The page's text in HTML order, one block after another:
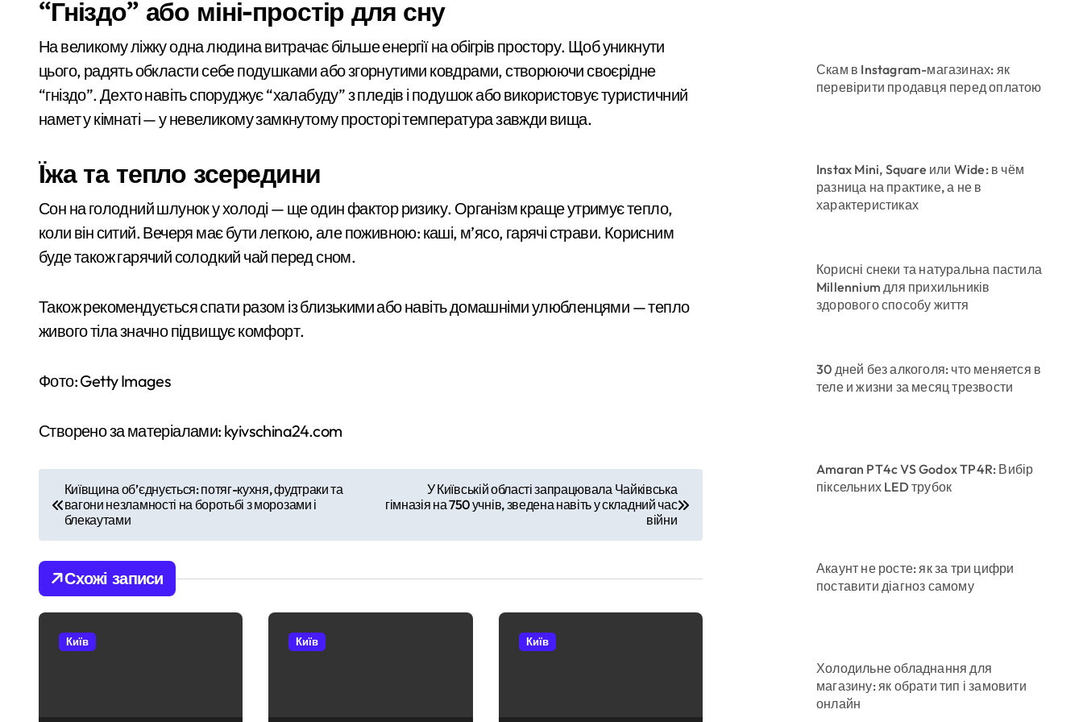
Instax Mini, Square или Wide: в чём разница на практике, а не в характеристиках
Корисні снеки та натуральна пастила Millennium для прихильників здорового способу життя
30 дней без алкоголя: что меняется в теле и жизни за месяц трезвости
У Київській області виявлено рідкісну червонокнижну рисю, що забралася на дерево поблизу дачного кооперативу
“Гніздо” або міні-простір для сну
На великому ліжку одна людина витрачає більше енергії на обігрів простору. Щоб уникнути
цього, радять обкласти себе подушками або згорнутими ковдрами, створюючи своєрідне
“гніздо”. Дехто навіть споруджує “халабуду” з пледів і подушок або використовує туристичний
намет у кімнаті — у невеликому замкнутому просторі температура завжди вища.
Їжа та тепло зсередини
Сон на голодний шлунок у холоді — ще один фактор ризику. Організм краще утримує тепло,
коли він ситий. Вечеря має бути легкою, але поживною: каші, м’ясо, гарячі страви. Корисним
буде також гарячий солодкий чай перед сном.
Також рекомендується спати разом із близькими або навіть домашніми улюбленцями — тепло
живого тіла значно підвищує комфорт.
Фото: Getty Images
Створено за матеріалами: kyivschina24.com
в
і
г
Київщина об’єднується: потяг-кухня, фудтраки та
вагони незламності на боротьбі з морозами і
блекаутами
У Київській області запрацювала Чайківська
гімназія на 750 учнів, зведена навіть у складний час
війни
Схожі записи
Київ Київ Київ
Скам в Instagram-магазинах: як
перевірити продавця перед оплатою
Instax Mini, Square или Wide: в чём
разница на практике, а не в
характеристиках
Корисні снеки та натуральна пастила
Millennium для прихильників
здорового способу життя
30 дней без алкоголя: что меняется в
теле и жизни за месяц трезвости
Amaran PT4c VS Godox TP4R: Вибір
піксельних LED трубок
Акаунт не росте: як за три цифри
поставити діагноз самому
Холодильне обладнання для
магазину: як обрати тип і замовити
онлайн